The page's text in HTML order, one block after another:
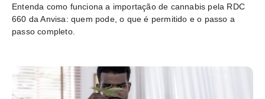
Entenda como funciona a importação de cannabis pela RDC
660 da Anvisa: quem pode, o que é permitido e o passo a
passo completo.